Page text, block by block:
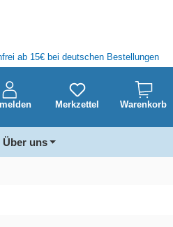
ab 15€ bei deutschen Bestellungen
Merkzettel Warenkorb
Über uns